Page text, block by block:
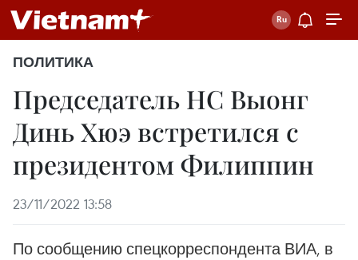
ПОЛИТИКА
Председатель НC Выонг
Динь Хюэ встретился с
президентом Филиппин
23/11/2022 13:58
По сообщению спецкорреспондента ВИА, в